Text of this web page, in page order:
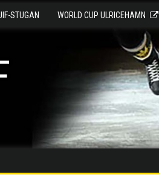
STUGAN WORLD CUP ULRICEHAMN